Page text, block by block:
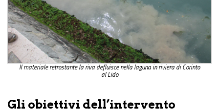
Il materiale retrostante la riva defluisce nella laguna in riviera di Corinto
al Lido
Gli obiettivi dell’intervento